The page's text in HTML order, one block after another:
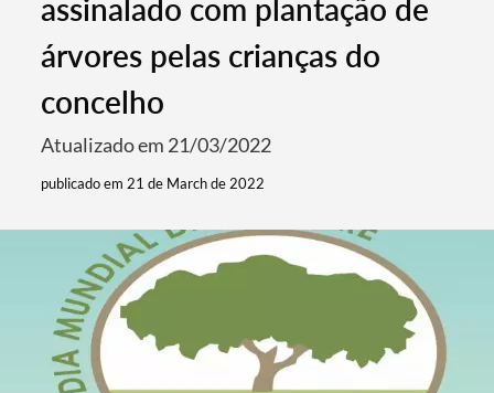
assinalado com plantação de
árvores pelas crianças do
concelho
Atualizado em 21/03/2022
publicado em 21 de March de 2022